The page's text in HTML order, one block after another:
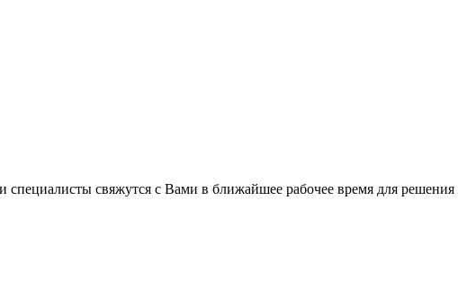
свяжутся с Вами в ближайшее рабочее время для